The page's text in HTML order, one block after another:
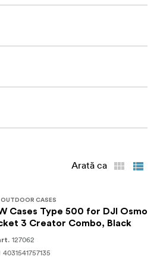
cu MIL-STD-810,
automată de compensare a
la praf, rezistentă la apă
lacăte (Ø 4,5 mm)
o protecție maximă
Arată ca
OUTDOOR CASES
Cases Type 500 for DJI Osmo
3 Creator Combo, Black
127062
4031541757135